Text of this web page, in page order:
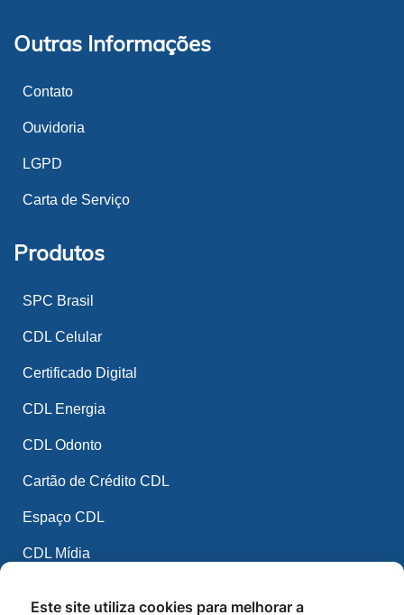
Outras Informações
Contato
Ouvidoria
LGPD
Carta de Serviço
Produtos
SPC Brasil
CDL Celular
Certificado Digital
CDL Energia
CDL Odonto
Cartão de Crédito CDL
Espaço CDL
CDL Mídia
Este site utiliza cookies para melhorar a